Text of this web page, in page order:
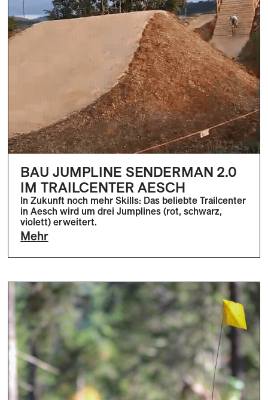
BAU JUMPLINE SENDERMAN 2.0
IM TRAILCENTER AESCH
In Zukunft noch mehr Skills: Das beliebte Trailcenter
in Aesch wird um drei Jumplines (rot, schwarz,
violett) erweitert.
Mehr